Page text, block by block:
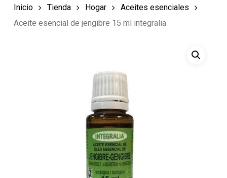
Inicio Tienda Hogar
Aceites esenciales
Aceite esencial de jengibre 15 ml integralia